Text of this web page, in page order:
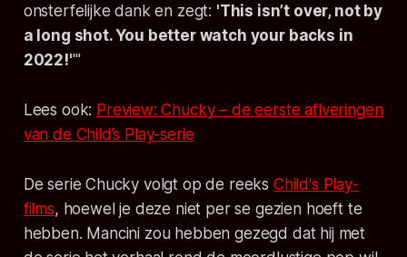
onsterfelijke dank en zegt: 'This isn’t over, not by
a long shot. You better watch your backs in
2022!''"
Lees ook: Preview: Chucky – de eerste aflveringen
van de Child’s Play-serie
De serie Chucky volgt op de reeks Child's Play-
films, hoewel je deze niet per se gezien hoeft te
hebben. Mancini zou hebben gezegd dat hij met